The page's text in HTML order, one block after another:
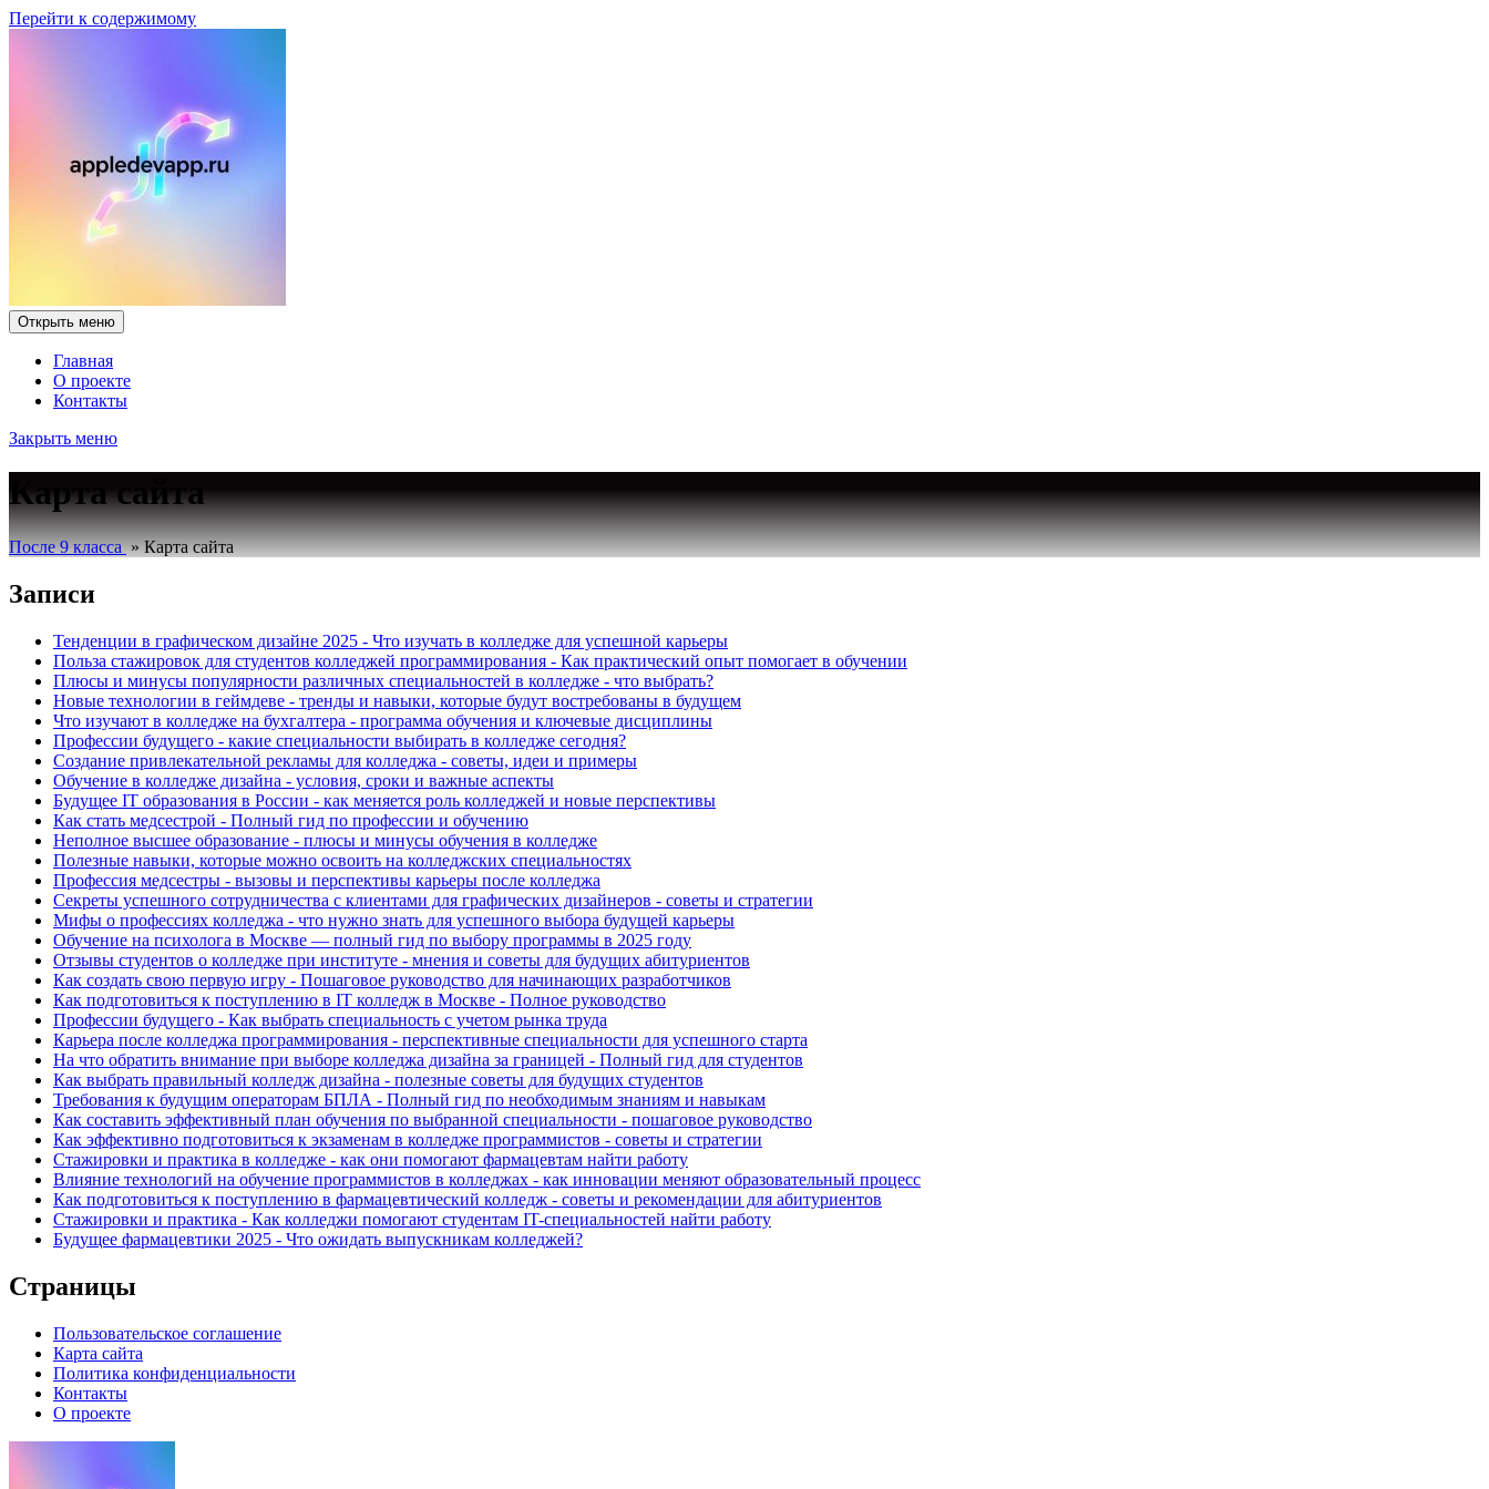
Перейти к содержимому
Открыть меню
Главная
О проекте
Контакты
Закрыть меню
Карта сайта
После 9 класса»Карта сайта
Записи
Тенденции в графическом дизайне 2025 - Что изучать в колледже для успешной карьеры
Польза стажировок для студентов колледжей программирования - Как практический опыт помогает в обучении
Плюсы и минусы популярности различных специальностей в колледже - что выбрать?
Новые технологии в геймдеве - тренды и навыки, которые будут востребованы в будущем
Что изучают в колледже на бухгалтера - программа обучения и ключевые дисциплины
Профессии будущего - какие специальности выбирать в колледже сегодня?
Создание привлекательной рекламы для колледжа - советы, идеи и примеры
Обучение в колледже дизайна - условия, сроки и важные аспекты
Будущее IT образования в России - как меняется роль колледжей и новые перспективы
Как стать медсестрой - Полный гид по профессии и обучению
Неполное высшее образование - плюсы и минусы обучения в колледже
Полезные навыки, которые можно освоить на колледжских специальностях
Профессия медсестры - вызовы и перспективы карьеры после колледжа
Секреты успешного сотрудничества с клиентами для графических дизайнеров - советы и стратегии
Мифы о профессиях колледжа - что нужно знать для успешного выбора будущей карьеры
Обучение на психолога в Москве — полный гид по выбору программы в 2025 году
Отзывы студентов о колледже при институте - мнения и советы для будущих абитуриентов
Как создать свою первую игру - Пошаговое руководство для начинающих разработчиков
Как подготовиться к поступлению в IT колледж в Москве - Полное руководство
Профессии будущего - Как выбрать специальность с учетом рынка труда
Карьера после колледжа программирования - перспективные специальности для успешного старта
На что обратить внимание при выборе колледжа дизайна за границей - Полный гид для студентов
Как выбрать правильный колледж дизайна - полезные советы для будущих студентов
Требования к будущим операторам БПЛА - Полный гид по необходимым знаниям и навыкам
Как составить эффективный план обучения по выбранной специальности - пошаговое руководство
Как эффективно подготовиться к экзаменам в колледже программистов - советы и стратегии
Стажировки и практика в колледже - как они помогают фармацевтам найти работу
Влияние технологий на обучение программистов в колледжах - как инновации меняют образовательный процесс
Как подготовиться к поступлению в фармацевтический колледж - советы и рекомендации для абитуриентов
Стажировки и практика - Как колледжи помогают студентам IT-специальностей найти работу
Будущее фармацевтики 2025 - Что ожидать выпускникам колледжей?
Страницы
Пользовательское соглашение
Карта сайта
Политика конфиденциальности
Контакты
О проекте